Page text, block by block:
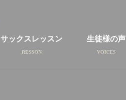
サックスレッスン 生徒様の声